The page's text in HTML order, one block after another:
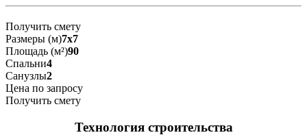
Получить смету
Размеры (м)7x7
Площадь (м²)90
Спальни4
Санузлы2
Цена по запросу
Получить смету
Технология строительства